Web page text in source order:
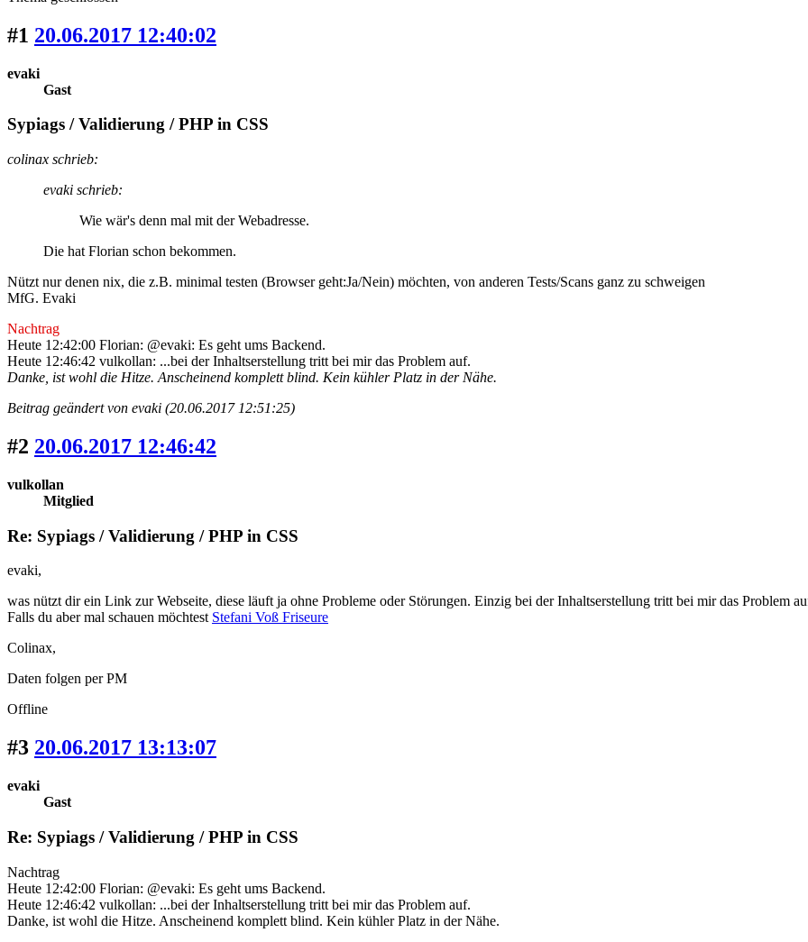
#1 20.06.2017 12:40:02
evaki
Gast
Sypiags / Validierung / PHP in CSS
colinax schrieb:
evaki schrieb:
Wie wär's denn mal mit der Webadresse.
Die hat Florian schon bekommen.
Nützt nur denen nix, die z.B. minimal testen (Browser geht:Ja/Nein) möchten, von anderen Tests/Scans ganz zu schweigen
MfG. Evaki
Nachtrag
Heute 12:42:00 Florian: @evaki: Es geht ums Backend.
Heute 12:46:42 vulkollan: ...bei der Inhaltserstellung tritt bei mir das Problem auf.
Danke, ist wohl die Hitze. Anscheinend komplett blind. Kein kühler Platz in der Nähe.
Beitrag geändert von evaki (20.06.2017 12:51:25)
#2 20.06.2017 12:46:42
vulkollan
Mitglied
Re: Sypiags / Validierung / PHP in CSS
evaki,
was nützt dir ein Link zur Webseite, diese läuft ja ohne Probleme oder Störungen. Einzig bei der Inhaltserstellung tritt bei mir das Problem
Falls du aber mal schauen möchtest Stefani Voß Friseure
Colinax,
Daten folgen per PM
Offline
#3 20.06.2017 13:13:07
evaki
Gast
Re: Sypiags / Validierung / PHP in CSS
Nachtrag
Heute 12:42:00 Florian: @evaki: Es geht ums Backend.
Heute 12:46:42 vulkollan: ...bei der Inhaltserstellung tritt bei mir das Problem auf.
Danke, ist wohl die Hitze. Anscheinend komplett blind. Kein kühler Platz in der Nähe.